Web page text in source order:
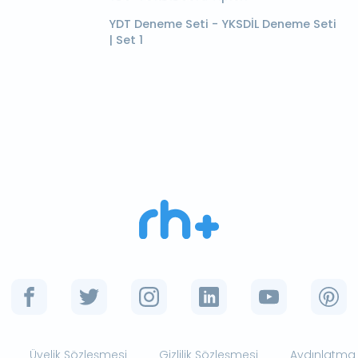
YDT Deneme Seti - YKSDİL Deneme Seti
| Set 1
Üyelik Sözleşmesi Gizlilik Sözleşmesi